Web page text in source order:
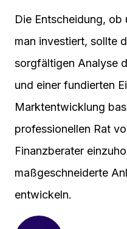
Die Entscheidung, ob
man investiert, sollte
sorgfältigen Analyse
und einer fundierten
Marktentwicklung
professionellen Rat
Finanzberater
maßgeschneiderte
entwickeln.